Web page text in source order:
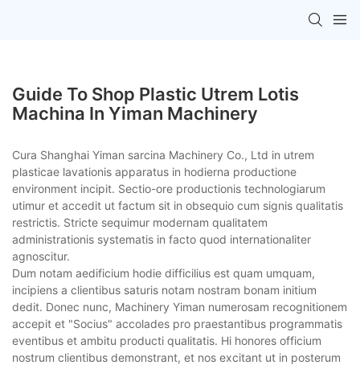
Guide To Shop Plastic Utrem Lotis
Machina In Yiman Machinery
Cura Shanghai Yiman sarcina Machinery Co., Ltd in utrem
plasticae lavationis apparatus in hodierna productione
environment incipit. Sectio-ore productionis technologiarum
utimur et accedit ut factum sit in obsequio cum signis qualitatis
restrictis. Stricte sequimur modernam qualitatem
administrationis systematis in facto quod internationaliter
agnoscitur.
Dum notam aedificium hodie difficilius est quam umquam,
incipiens a clientibus saturis notam nostram bonam initium
dedit. Donec nunc, Machinery Yiman numerosam recognitionem
accepit et "Socius" accolades pro praestantibus programmatis
eventibus et ambitu producti qualitatis. Hi honores officium
nostrum clientibus demonstrant, et nos excitant ut in posterum